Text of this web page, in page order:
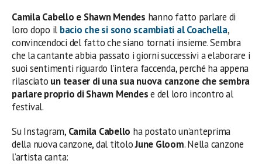
Camila Cabello e Shawn Mendes hanno fatto parlare di
loro dopo il bacio che si sono scambiati al Coachella,
convincendoci del fatto che siano tornati insieme. Sembra
che la cantante abbia passato i giorni successivi a elaborare i
suoi sentimenti riguardo l’intera faccenda, perché ha appena
rilasciato un teaser di una sua nuova canzone che sembra
parlare proprio di Shawn Mendese del loro incontro al
festival.
Su Instagram, Camila Cabello ha postato un’anteprima
della nuova canzone, dal titoloJune Gloom. Nella canzone
l’artista canta: